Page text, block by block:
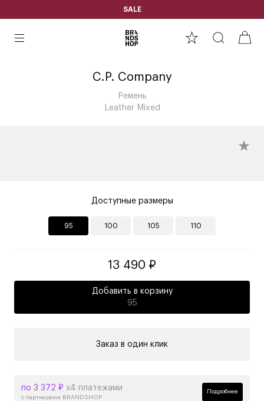
SALE
C.P. Company
Ремень
Leather Mixed
Доступные размеры
95 100 105 110
13 490 ₽
Добавить в корзину
95
Заказ в один клик
по 3 372 ₽ х4 платежами
с партнерами BRANDSHOP
Подробнее